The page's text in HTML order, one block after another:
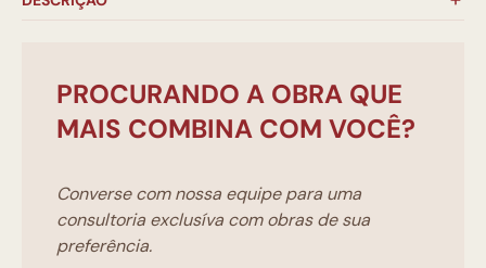
PROCURANDO A OBRA QUE
MAIS COMBINA COM VOCÊ?
Converse com nossa equipe para uma
consultoria exclusíva com obras de sua
preferência.